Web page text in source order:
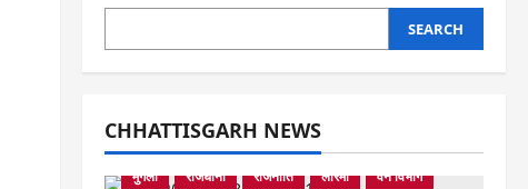
SEARCH
CHHATTISGARH NEWS
मुंगेली
राजधानी राजनीति लोरमी वन विभाग